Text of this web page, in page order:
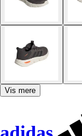
Vis mere